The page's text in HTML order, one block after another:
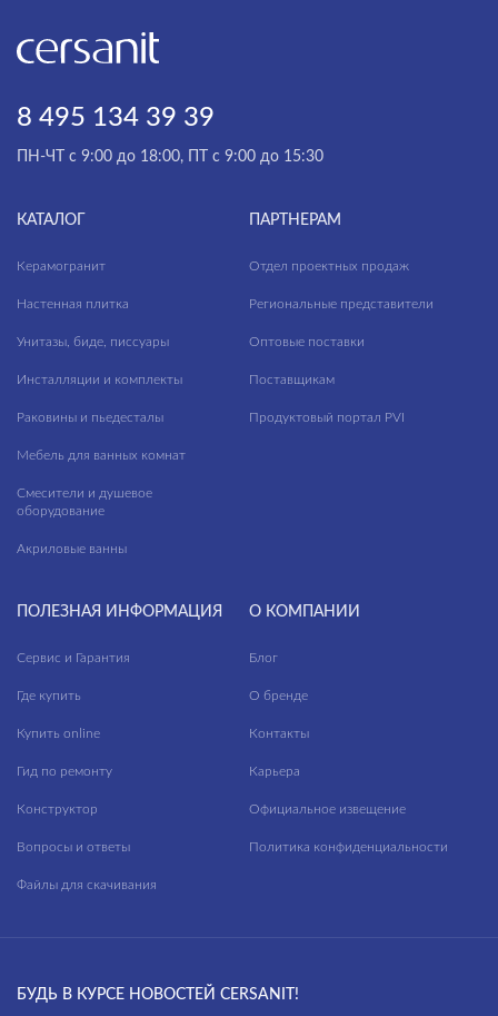
Кафе
Кухня
Лестницы
8 495 134 39 39
ПН-ЧТ с 9:00 до 18:00, ПТ с 9:00 до 15:30
КАТАЛОГ
Керамогранит
Настенная плитка
Унитазы, биде, писсуары
Инсталляции и комплекты
Раковины и пьедесталы
Мебель для ванных комнат
Смесители и душевое
оборудование
Акриловые ванны
ПАРТНЕРАМ
Отдел проектных продаж
Региональные представители
Оптовые поставки
Поставщикам
Продуктовый портал PVI
ПОЛЕЗНАЯ ИНФОРМАЦИЯ
Сервис и Гарантия
Где купить
Купить online
Гид по ремонту
Конструктор
Вопросы и ответы
Файлы для скачивания
О КОМПАНИИ
Блог
О бренде
Контакты
Карьера
Официальное извещение
Политика конфиденциальности
БУДЬ В КУРСЕ НОВОСТЕЙ CERSANIT!